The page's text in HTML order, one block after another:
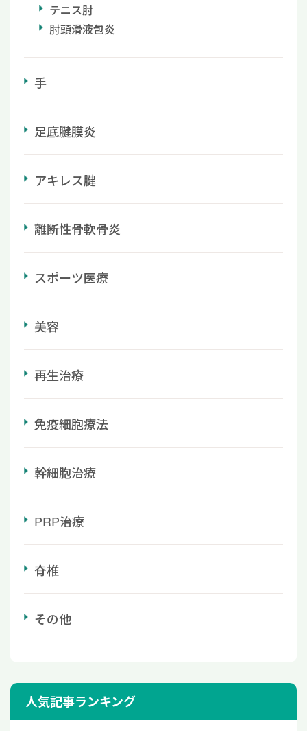
テニス肘
肘頭滑液包炎
手
足底腱膜炎
アキレス腱
離断性骨軟骨炎
スポーツ医療
美容
再生治療
免疫細胞療法
幹細胞治療
PRP治療
脊椎
その他
人気記事ランキング